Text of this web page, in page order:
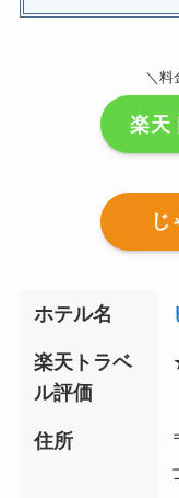
＼料
楽天
じ
ホテル名
楽天トラベ
ル評価
住所